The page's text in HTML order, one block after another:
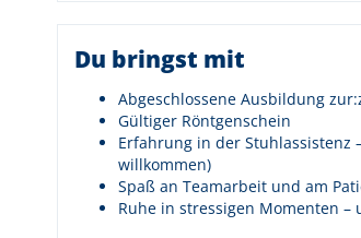
Du bringst mit
Abgeschlossene Ausbildung
Gültiger Röntgenschein
Erfahrung in der Stuhlassistenz
willkommen)
Spaß an Teamarbeit und am
Ruhe in stressigen Momenten –